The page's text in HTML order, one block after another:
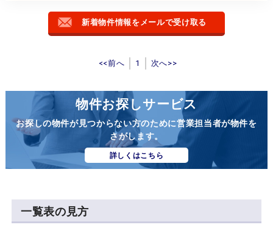
新着物件情報をメールで受け取る
<<前へ 1 次へ>>
物件お探しサービス
お探しの物件が見つからない方のために営業担当者が物件を
さがします。
詳しくはこちら
一覧表の見方